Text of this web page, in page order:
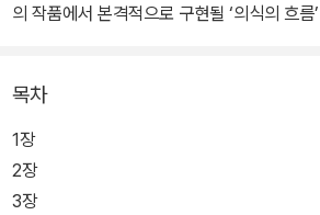
의 작품에서 본격적으로 구현될 ‘의식의 흐름
고를 대폭 줄여 완전히 새로 썼다. 조이스가
자 20세기 예술가의 화신과도 같은 이 책의
를 혼신의 힘을 다해 창조했다는 것을 짐작할
목차
1장
2장
3장